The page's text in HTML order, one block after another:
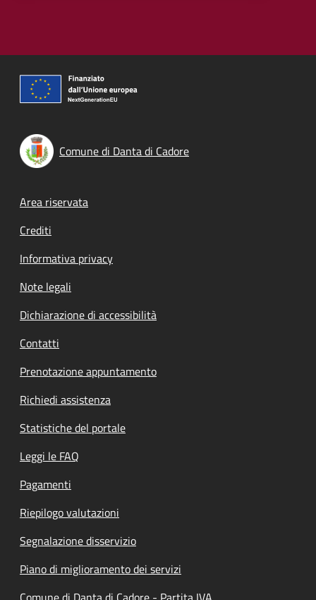
Comune di Danta di Cadore
Footer menu
Area riservata
Crediti
Informativa privacy
Note legali
Dichiarazione di accessibilità
Contatti
Prenotazione appuntamento
Richiedi assistenza
Statistiche del portale
Leggi le FAQ
Pagamenti
Riepilogo valutazioni
Segnalazione disservizio
Piano di miglioramento dei servizi